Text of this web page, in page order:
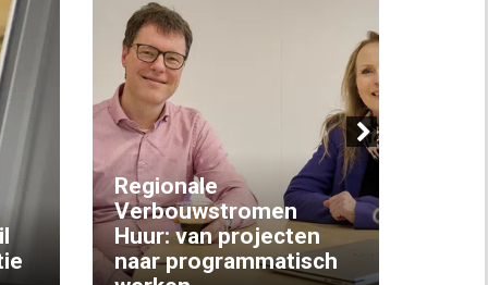
Regionale
Verbouwstromen
Huur: van projecten
naar programmatisch
Next